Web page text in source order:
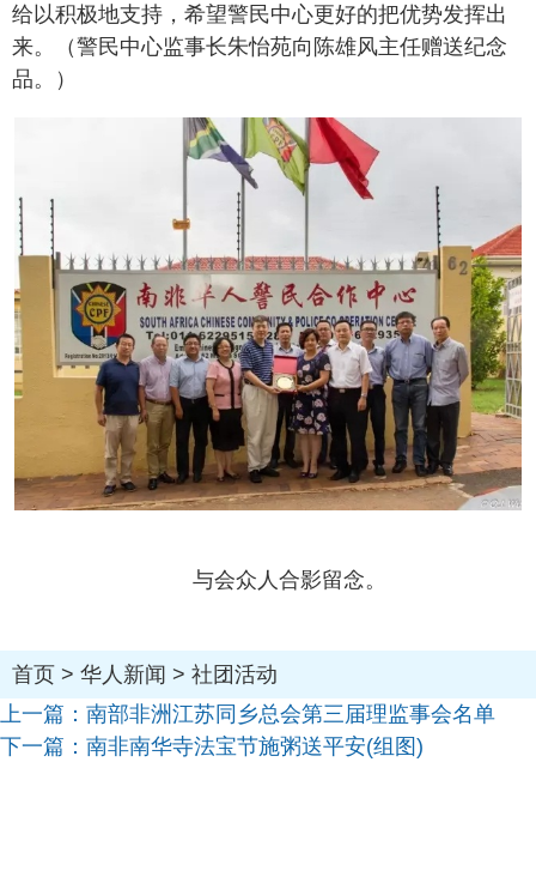
给以积极地支持，希望警民中心更好的把优势发挥出
来。（警民中心监事长朱怡苑向陈雄风主任赠送纪念
品。）
与会众人合影留念。
首页 > 华人新闻 > 社团活动
上一篇： 南部非洲江苏同乡总会第三届理监事会名单
下一篇： 南非南华寺法宝节施粥送平安(组图)